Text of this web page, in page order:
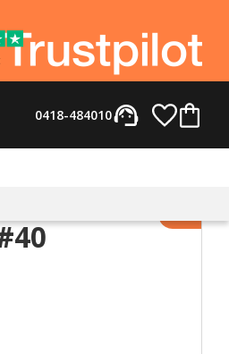
support_agent
0418-484010
Lägg